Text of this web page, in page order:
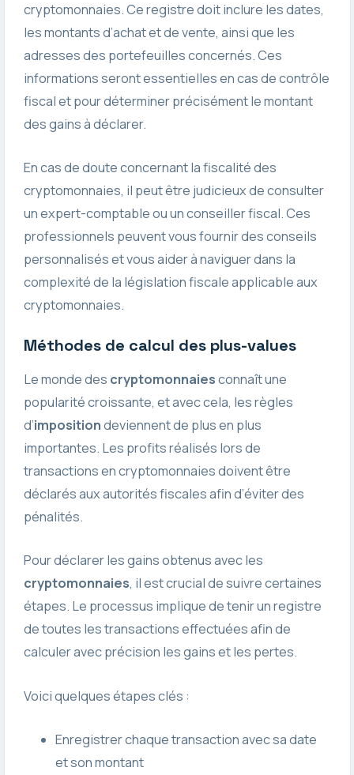
cryptomonnaies. Ce registre doit inclure les dates,
les montants d’achat et de vente, ainsi que les
adresses des portefeuilles concernés. Ces
informations seront essentielles en cas de contrôle
fiscal et pour déterminer précisément le montant
des gains à déclarer.
En cas de doute concernant la fiscalité des
cryptomonnaies, il peut être judicieux de consulter
un expert-comptable ou un conseiller fiscal. Ces
professionnels peuvent vous fournir des conseils
personnalisés et vous aider à naviguer dans la
complexité de la législation fiscale applicable aux
cryptomonnaies.
Méthodes de calcul des plus-values
Le monde des cryptomonnaiesconnaît une
popularité croissante, et avec cela, les règles
d’impositiondeviennent de plus en plus
importantes. Les profits réalisés lors de
transactions en cryptomonnaies doivent être
déclarés aux autorités fiscales afin d’éviter des
pénalités.
Pour déclarer les gains obtenus avec les
cryptomonnaies, il est crucial de suivre certaines
étapes. Le processus implique de tenir un registre
de toutes les transactions effectuées afin de
calculer avec précision les gains et les pertes.
Voici quelques étapes clés :
Enregistrer chaque transaction avec sa date
et son montant